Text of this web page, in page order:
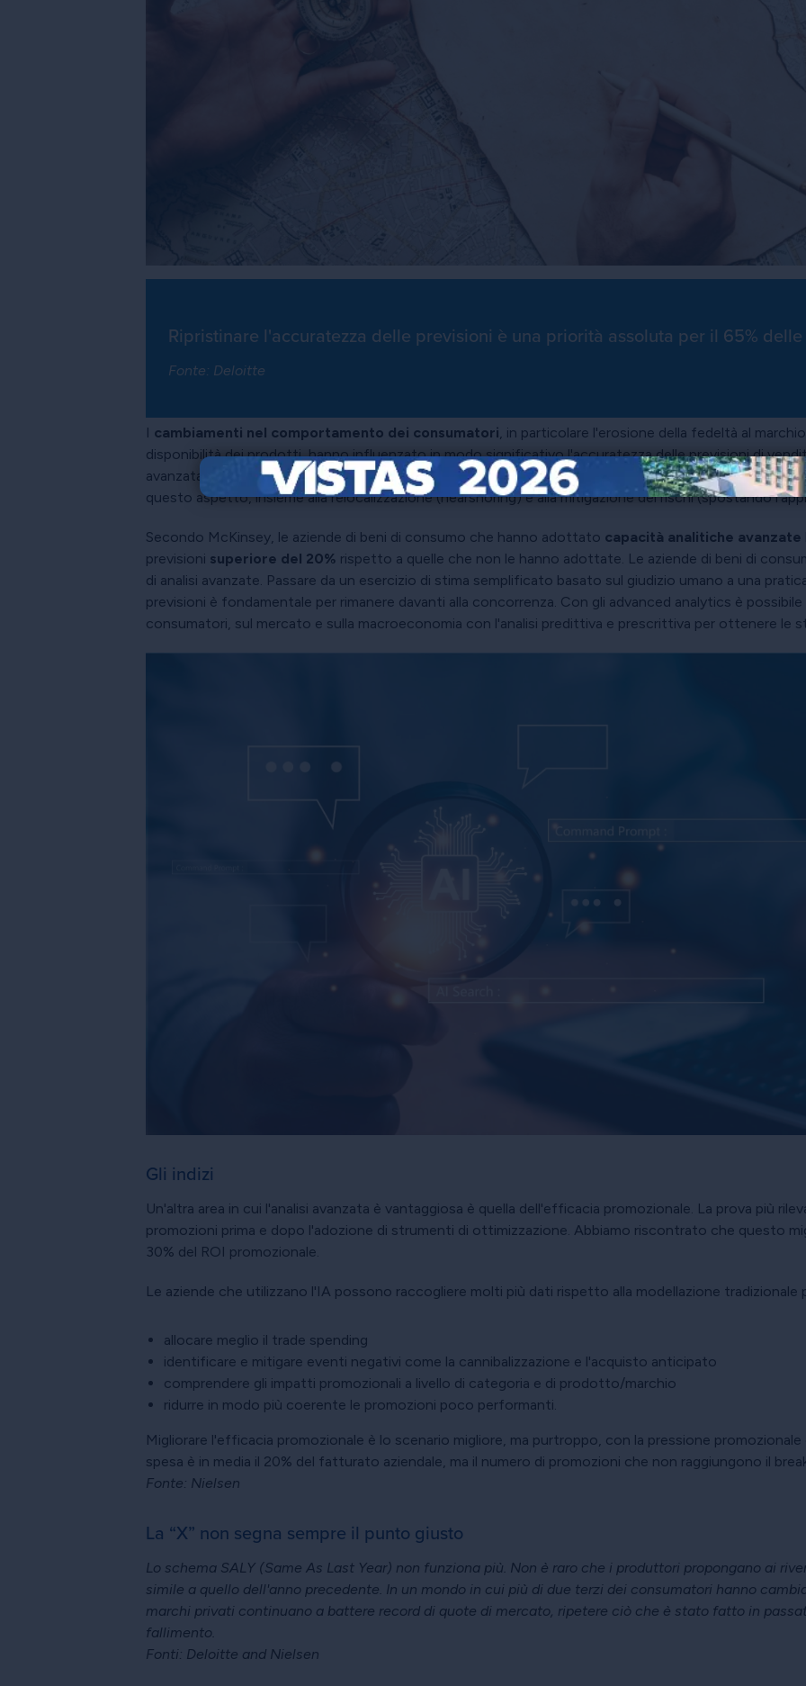
Ripristinare l'accuratezza delle previsioni è una priorità assoluta per il 65%
Fonte: Deloitte
I cambiamenti nel comportamento dei consumatori, in particolare l'erosione della fedeltà al
disponibilità dei prodotti, hanno influenzato in modo significativo l'accuratezza delle previsioni di
avanzata è solo una componente di una più ampia revisione della catena di approvvigionamento. È
questo aspetto, insieme alla relocalizzazione (nearshoring) e alla mitigazione dei rischi (spostando
Secondo McKinsey, le aziende di beni di consumo che hanno adottato capacità analitiche avanzate
previsioni superiore del 20% rispetto a quelle che non le hanno adottate. Le aziende di beni di
di analisi avanzate. Passare da un esercizio di stima semplificato basato sul giudizio umano a una
previsioni è fondamentale per rimanere davanti alla concorrenza. Con gli advanced analytics è
consumatori, sul mercato e sulla macroeconomia con l'analisi predittiva e prescrittiva per ottenere le
Gli indizi
Un'altra area in cui l'analisi avanzata è vantaggiosa è quella dell'efficacia promozionale. La prova più
promozioni prima e dopo l'adozione di strumenti di ottimizzazione. Abbiamo riscontrato che questo
30% del ROI promozionale.
Le aziende che utilizzano l'IA possono raccogliere molti più dati rispetto alla modellazione tradizionale
allocare meglio il trade spending
identificare e mitigare eventi negativi come la cannibalizzazione e l'acquisto anticipato
comprendere gli impatti promozionali a livello di categoria e di prodotto/marchio
ridurre in modo più coerente le promozioni poco performanti.
Migliorare l'efficacia promozionale è lo scenario migliore, ma purtroppo, con la pressione
spesa è in media il 20% del fatturato aziendale, ma il numero di promozioni che non raggiungono il
Fonte: Nielsen
La “X” non segna sempre il punto giusto
Lo schema SALY (Same As Last Year) non funziona più. Non è raro che i produttori propongano ai
simile a quello dell'anno precedente. In un mondo in cui più di due terzi dei consumatori hanno
marchi privati continuano a battere record di quote di mercato, ripetere ciò che è stato fatto in
fallimento.
Fonti: Deloitte and Nielsen